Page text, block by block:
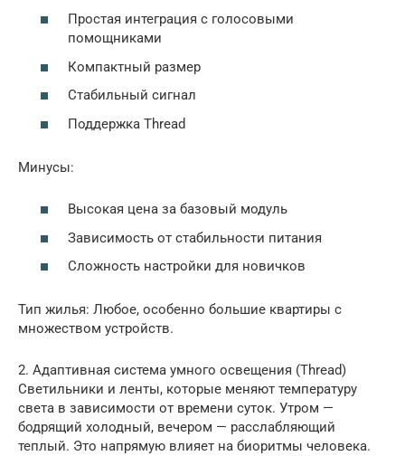
Простая интеграция с голосовыми
помощниками
Компактный размер
Стабильный сигнал
Поддержка Thread
Минусы:
Высокая цена за базовый модуль
Зависимость от стабильности питания
Сложность настройки для новичков
Тип жилья: Любое, особенно большие квартиры с
множеством устройств.
2. Адаптивная система умного освещения (Thread)
Светильники и ленты, которые меняют температуру
света в зависимости от времени суток. Утром —
бодрящий холодный, вечером — расслабляющий
теплый. Это напрямую влияет на биоритмы человека.